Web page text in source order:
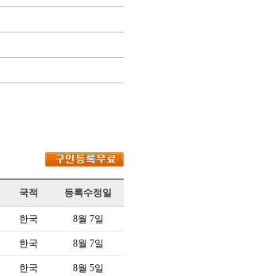
국적 등록수정일
한국 8월 7일
한국 8월 7일
한국 8월 5일